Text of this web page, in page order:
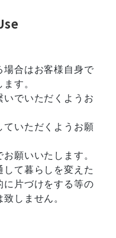
場合はお客様自身で
す。
いでいただくようお
ていただくようお願
願いいたします。
して暮らしを変えた
に片づけをする等の
しません。